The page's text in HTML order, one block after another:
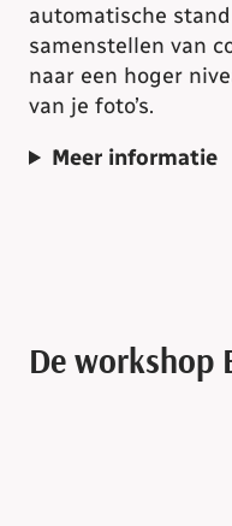
automatische
samenstellen van
naar een hoger
van je foto’s.
Meer informatie
De workshop